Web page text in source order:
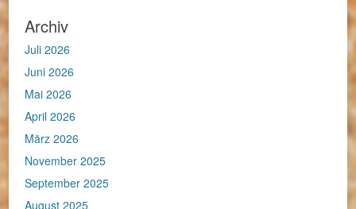
Archiv
Juli 2026
Juni 2026
Mai 2026
April 2026
März 2026
November 2025
September 2025
August 2025